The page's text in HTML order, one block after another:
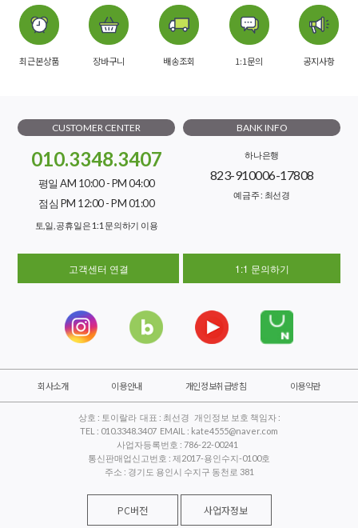
최근본상품 장바구니 배송조회 1:1문의 공지사항
CUSTOMER CENTER
010.3348.3407
평일 AM 10:00 - PM 04:00
점심 PM 12:00 - PM 01:00
토,일, 공휴일은 1:1 문의하기 이용
BANK INFO
하나은행
823-910006-17808
예금주 : 최선경
고객센터 연결 1:1 문의하기
회사소개 이용안내 개인정보취급방침 이용약관
상호 : 토이랄라 대표 : 최선경 개인정보 보호 책임자 :
TEL : 010.3348.3407 EMAIL : kate4555@naver.com
사업자등록번호 : 786-22-00241
통신판매업신고번호 : 제2017-용인수지-0100호
주소 : 경기도 용인시 수지구 동천로 381
PC버전 사업자정보